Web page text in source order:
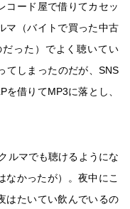
コード屋で借りてカセッ
マ（バイトで買った中古
った）でよく聴いてい
てしまったのだが、SNS
借りてMP3に落とし、
ルマでも聴けるようにな
なかったが）。夜中にこ
はたいてい飲んでいるの